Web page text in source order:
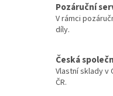
Pozáruční
V rámci
díly.
Česká
Vlastní sklady v
ČR.